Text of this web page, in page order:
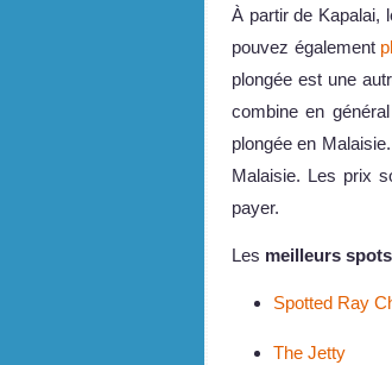
À partir de Kapalai,
pouvez également
plongée est une
combine en
plongée en
Malaisie. Les prix
payer.
Les meilleurs
Spotted Ray
The Jetty